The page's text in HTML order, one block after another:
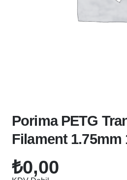
Porima PETG
Filament 1.75mm
₺0,00